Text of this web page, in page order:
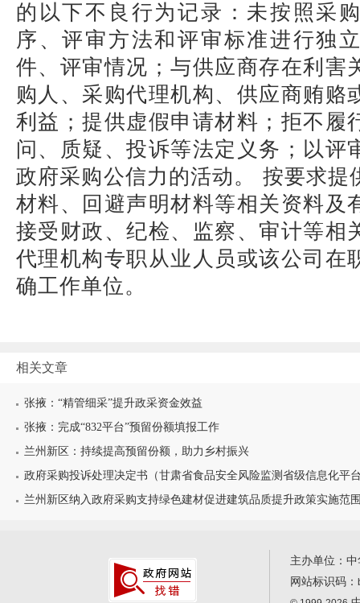
的以下不良行为记录：未按照采
序、评审方法和评审标准进行独
件、评审情况；与供应商存在利害
购人、采购代理机构、供应商贿赂
利益；提供虚假申请材料；拒不履
问、质疑、投诉等法定义务；以评
政府采购公信力的活动。 按要求提
材料、回避声明材料等相关资料及
接受财政、纪检、监察、审计等相
代理机构专职从业人员或该公司在
确工作单位。
相关文章
张掖：“精管细采”提升政采资金效益
张掖：完成“832平台”预留份额填报工作
兰州新区：持续提高预留份额，助力乡村振兴
政府采购投诉处理决定书（甘肃省食品安全风险监测省级信息化平
兰州新区纳入政府采购支持绿色建材促进建筑品质提升政策实施范
主办单位：
网站标识码：